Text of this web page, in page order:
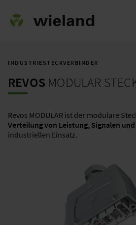
INDUSTRIESTECKVERBINDER
REVOS MODULAR
Revos MODULAR ist der modulare
Verteilung von Leistung, Signalen
industriellen Einsatz.